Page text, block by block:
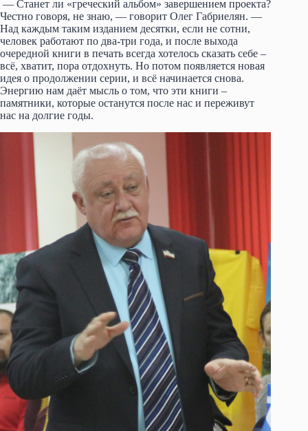
— Станет ли «греческий альбом» завершением проекта?
Честно говоря, не знаю, — говорит Олег Габриелян. —
Над каждым таким изданием десятки, если не сотни,
человек работают по два-три года, и после выхода
очередной книги в печать всегда хотелось сказать себе –
всё, хватит, пора отдохнуть. Но потом появляется новая
идея о продолжении серии, и всё начинается снова.
Энергию нам даёт мысль о том, что эти книги –
памятники, которые останутся после нас и переживут
нас на долгие годы.